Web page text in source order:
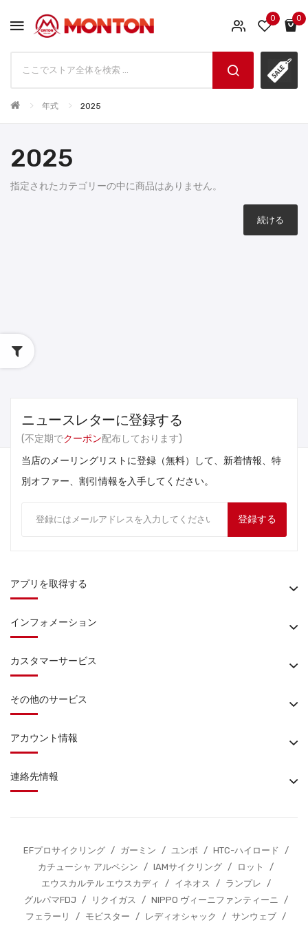
0 0
年式 2025
2025
指定されたカテゴリーの中に商品はありません。
続ける
ニュースレターに登録する
(不定期でクーポン配布しております)
当店のメーリングリストに登録（無料）して、新着情報、特
別オファー、割引情報を入手してください。
登録する
アプリを取得する
インフォメーション
カスタマーサービス
その他のサービス
アカウント情報
連絡先情報
EFプロサイクリング / ガーミン / ユンボ / HTC-ハイロード
/
カチューシャ アルペシン
/ IAMサイクリング / ロット
/
エウスカルテル エウスカディ
/ イネオス / ランプレ
/
グルパマFDJ
/ リクイガス / NIPPO ヴィーニファンティーニ
/
フェラーリ
/ モビスター / レディオシャック / サンウェブ /